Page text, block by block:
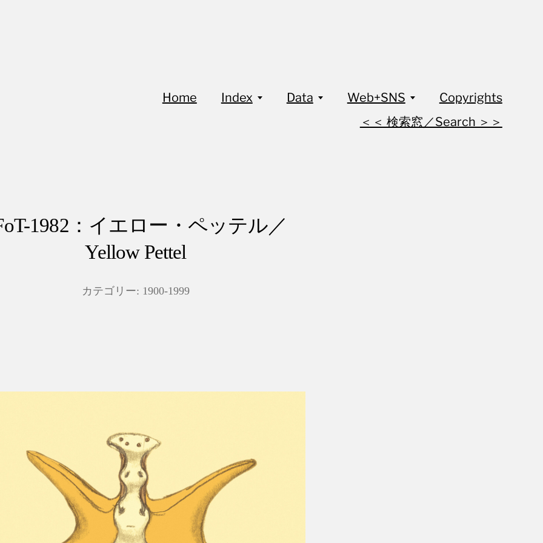
Home Index Data Web+SNS
Copyrights
＜＜ 検索窓／Search ＞＞
1982：イエロー・ペッテル／
Yellow Pettel
カテゴリー: 1900-1999